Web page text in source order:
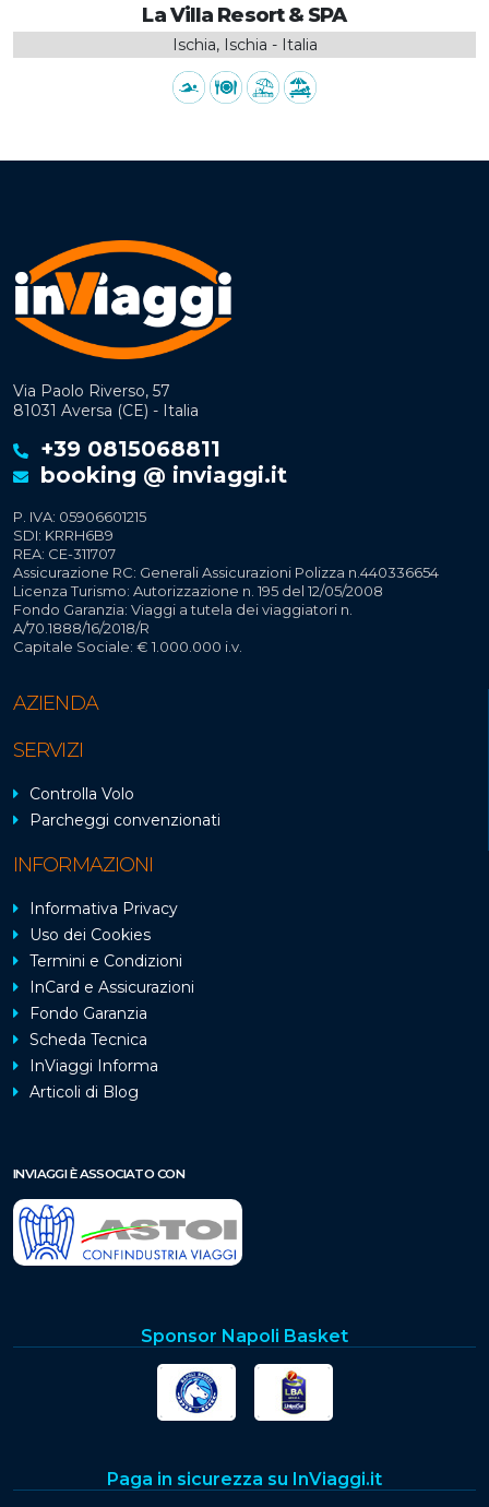
La Villa Resort & SPA
Ischia, Ischia - Italia
Via Paolo Riverso, 57
81031 Aversa (CE) - Italia
+39 0815068811
booking @ inviaggi.it
P. IVA: 05906601215
SDI: KRRH6B9
REA: CE-311707
Assicurazione RC: Generali Assicurazioni Polizza n.440336654
Licenza Turismo: Autorizzazione n. 195 del 12/05/2008
Fondo Garanzia: Viaggi a tutela dei viaggiatori n.
A/70.1888/16/2018/R
Capitale Sociale: € 1.000.000 i.v.
AZIENDA
SERVIZI
Controlla Volo
Parcheggi convenzionati
INFORMAZIONI
Informativa Privacy
Uso dei Cookies
Termini e Condizioni
InCard e Assicurazioni
Fondo Garanzia
Scheda Tecnica
InViaggi Informa
Articoli di Blog
INVIAGGI È ASSOCIATO CON
Sponsor Napoli Basket
Paga in sicurezza su InViaggi.it